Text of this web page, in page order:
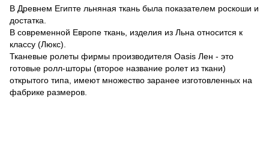
В Древнем Египте льняная ткань была показателем роскоши и
достатка.
В современной Европе ткань, изделия из Льна относится к
классу (Люкс).
Тканевые ролеты фирмы производителя Oasis Лен - это
готовые ролл-шторы (второе название ролет из ткани)
открытого типа, имеют множество заранее изготовленных на
фабрике размеров.